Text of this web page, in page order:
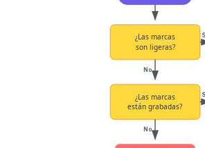
¿Las marcas
son ligeras?
¿Las marcas
están grabadas?
No
No